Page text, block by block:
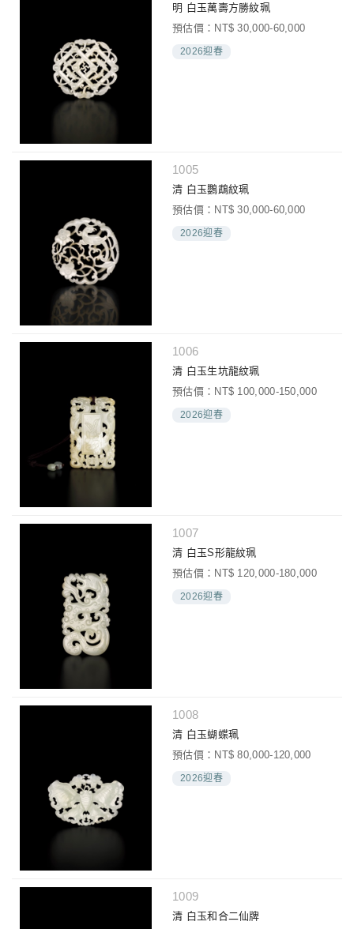
明 白玉萬壽方勝紋珮
預估價：NT$ 30,000-60,000
2026迎春
1005
清 白玉鸚鵡紋珮
預估價：NT$ 30,000-60,000
2026迎春
1006
清 白玉生坑龍紋珮
預估價：NT$ 100,000-150,000
2026迎春
1007
清 白玉S形龍紋珮
預估價：NT$ 120,000-180,000
2026迎春
1008
清 白玉蝴蝶珮
預估價：NT$ 80,000-120,000
2026迎春
1009
清 白玉和合二仙牌